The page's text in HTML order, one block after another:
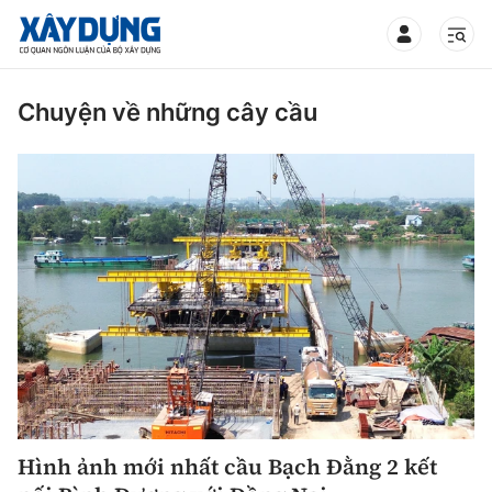
CHUYÊN MỤC
Mới nhất
Thời sự
Chính trị
Xã hội
Xây dựng
Chỉ đạo điều hành
Giao thông
Chuyện về những cây cầu
Hình ảnh mới nhất cầu Bạch Đằng 2 kết